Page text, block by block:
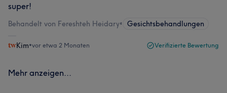
super!
Behandelt von Fereshteh Heidary• Gesichtsbehandlungen
Kim•vor etwa 2 Monaten Verifizierte Bewertung
Mehr anzeigen...